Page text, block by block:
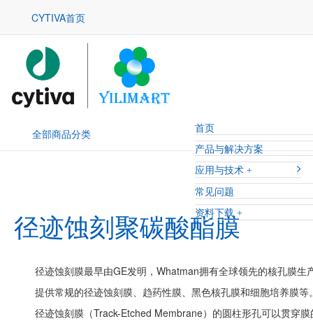
CYTIVA首页
全部商品分类
首页
产品与解决方案
应用与技术
常见问题
资料下载
径迹蚀刻聚碳酸酯膜
径迹蚀刻膜最早由GE发明，Whatman拥有全球领先的核孔膜
提供常规的径迹蚀刻膜、趋药性膜、黑色核孔膜和细胞培养膜等
径迹蚀刻膜（Track-Etched Membrane）的圆柱形孔可以贯穿